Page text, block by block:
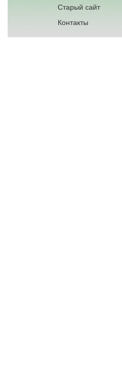
Старый сайт
Контакты